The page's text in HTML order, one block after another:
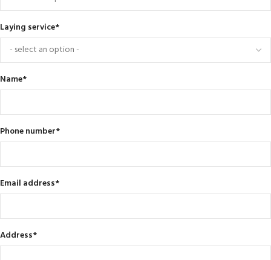
Laying service*
Name*
Phone number*
Email address*
Address*